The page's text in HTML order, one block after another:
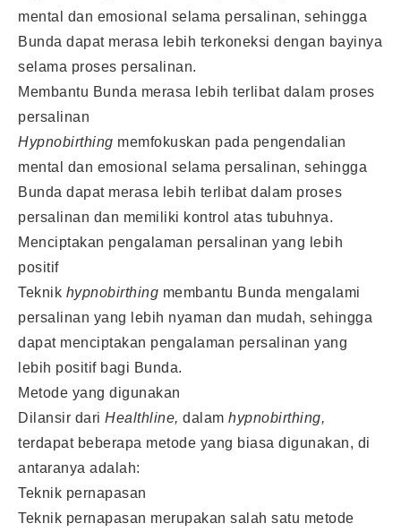
mental dan emosional selama persalinan, sehingga
Bunda dapat merasa lebih terkoneksi dengan bayinya
selama proses persalinan.
Membantu Bunda merasa lebih terlibat dalam proses
persalinan
Hypnobirthing memfokuskan pada pengendalian
mental dan emosional selama persalinan, sehingga
Bunda dapat merasa lebih terlibat dalam proses
persalinan dan memiliki kontrol atas tubuhnya.
Menciptakan pengalaman persalinan yang lebih
positif
Teknik hypnobirthing membantu Bunda mengalami
persalinan yang lebih nyaman dan mudah, sehingga
dapat menciptakan pengalaman persalinan yang
lebih positif bagi Bunda.
Metode yang digunakan
Dilansir dari Healthline, dalam hypnobirthing,
terdapat beberapa metode yang biasa digunakan, di
antaranya adalah:
Teknik pernapasan
Teknik pernapasan merupakan salah satu metode